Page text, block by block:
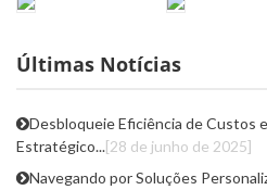
Últimas Notícias
Desbloqueie Eficiência de Custos
Estratégico...[28 de junho de 2025]
Navegando por Soluções